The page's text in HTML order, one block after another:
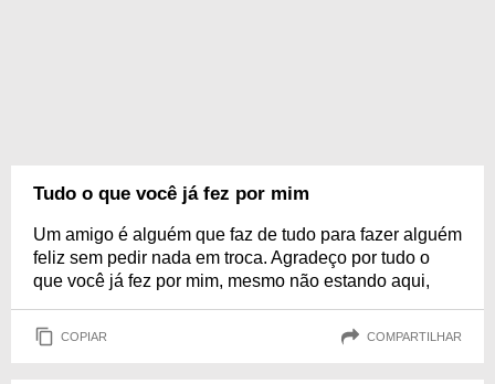
Tudo o que você já fez por mim
Um amigo é alguém que faz de tudo para fazer alguém
feliz sem pedir nada em troca. Agradeço por tudo o
que você já fez por mim, mesmo não estando aqui,
COPIAR COMPARTILHAR